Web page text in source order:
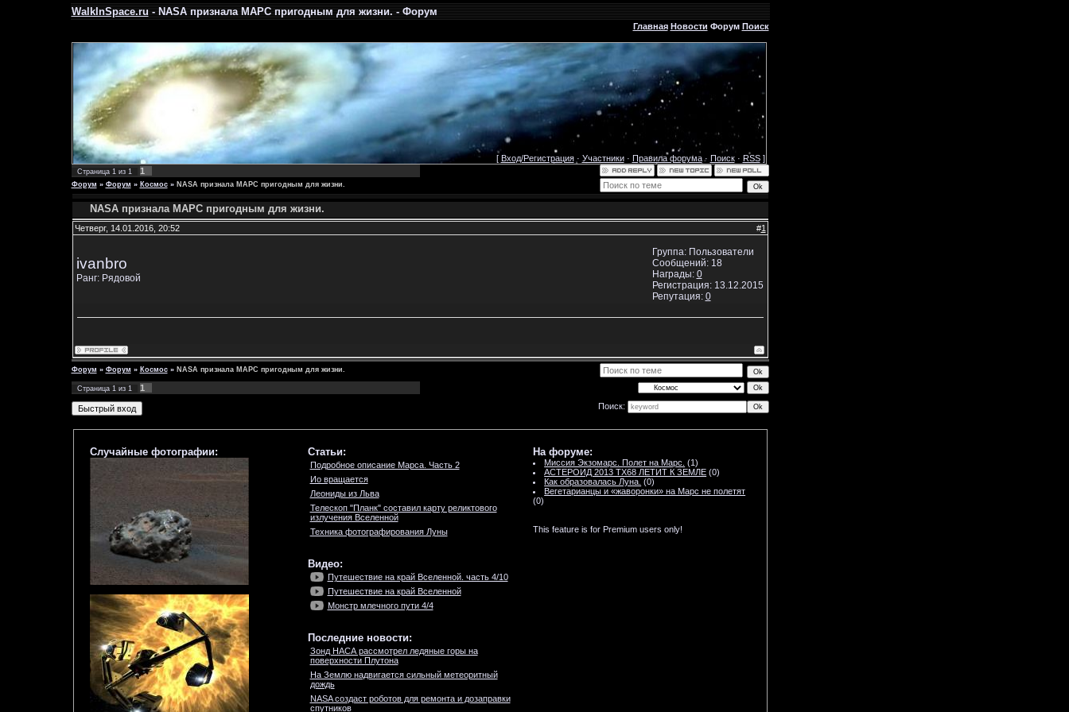
WalkInSpace.ru- NASA признала МАРС пригодным для жизни. - Форум
Главная Новости Форум Поиск
[ Вход/Регистрация· Участники· Правила форума· Поиск· RSS]
Страница 1из 1 1
Форум » Форум » Космос » NASA признала МАРС пригодным для жизни.
NASA признала МАРС пригодным для жизни.
Четверг, 14.01.2016, 20:52 #1
ivanbro
Ранг: Рядовой
Группа: Пользователи
Сообщений: 18
Награды: 0
Регистрация: 13.12.2015
Репутация: 0
Форум » Форум » Космос » NASA признала МАРС пригодным для жизни.
Страница 1из 1
1
Поиск:
Случайные фотографии: Статьи:
Подробное описание Марса. Часть 2
Ио вращается
Леониды из Льва
Телескоп "Планк" составил карту реликтового
излучения Вселенной
Техника фотографирования Луны
Видео:
Путешествие на край Вселенной. часть 4/10
Путешествие на край Вселенной
Монстр млечного пути 4/4
Последние новости:
Зонд НАСА рассмотрел ледяные горы на
поверхности Плутона
На Землю надвигается сильный метеоритный
дождь
NASA создаст роботов для ремонта и дозаправки
спутников
На форуме:
Миссия Экзомарс. Полет на Марс. (1)
АСТЕРОИД 2013 TX68 ЛЕТИТ К ЗЕМЛЕ (0)
Как образовалась Луна. (0)
Вегетарианцы и «жаворонки» на Марс не полетят
(0)
This feature is for Premium users only!